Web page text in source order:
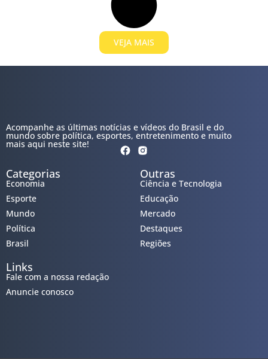
VEJA MAIS
Acompanhe as últimas notícias e vídeos do Brasil e do
mundo sobre política, esportes, entretenimento e muito
mais aqui neste site!
Categorias
Economia
Esporte
Mundo
Política
Brasil
Outras
Ciência e Tecnologia
Educação
Mercado
Destaques
Regiões
Links
Fale com a nossa redação
Anuncie conosco